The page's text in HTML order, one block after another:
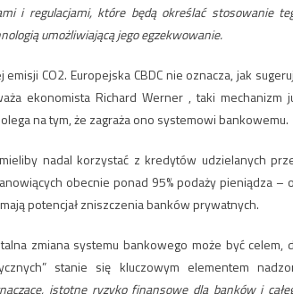
i regulacjami, które będą określać stosowanie
umożliwiającą jego egzekwowanie.
CO2. Europejska CBDC nie oznacza, jak
ekonomista Richard Werner , taki mechanizm
na tym, że zagraża ono systemowi bankowemu.
nadal korzystać z kredytów udzielanych
obecnie ponad 95% podaży pieniądza –
potencjał zniszczenia banków prywatnych.
zmiana systemu bankowego może być celem,
stanie się kluczowym elementem
istotne ryzyko finansowe dla banków i